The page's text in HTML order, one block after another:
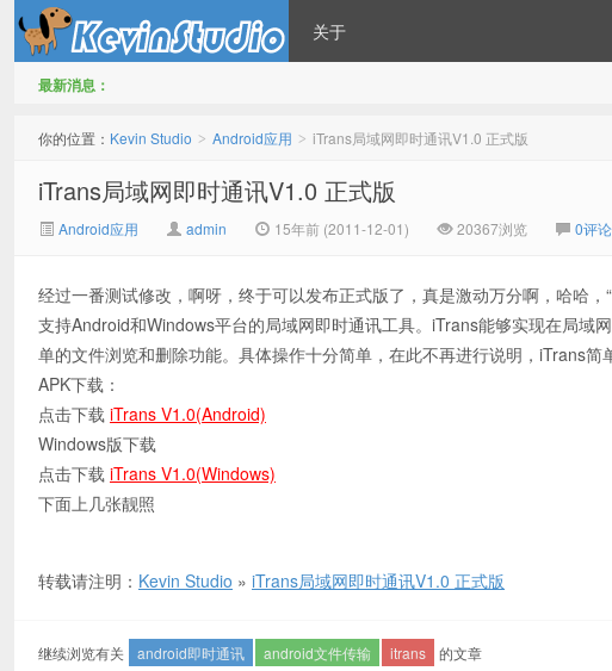
关于
最新消息：
你的位置： Kevin Studio > Android应用 > iTrans局域网即时通讯V1.0 正式版
iTrans局域网即时通讯V1.0 正式版
Android应用 admin 15年前 (2011-12-01) 20367浏览 0评论
经过一番测试修改，啊呀，终于可以发布正式版了，真是激动万分啊，哈哈
支持Android和Windows平台的局域网即时通讯工具。iTrans能够实现在局域
单的文件浏览和删除功能。具体操作十分简单，在此不再进行说明，iTrans简
APK下载：
点击下载 iTrans V1.0(Android)
Windows版下载
点击下载 iTrans V1.0(Windows)
下面上几张靓照
转载请注明： Kevin Studio » iTrans局域网即时通讯V1.0 正式版
继续浏览有关 android即时通讯 android文件传输 itrans 的文章